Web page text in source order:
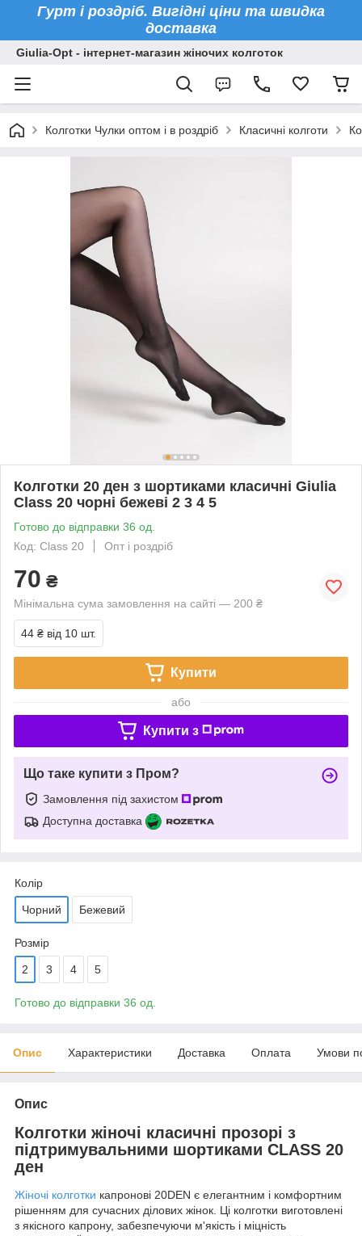
Гурт і роздріб. Вигідні ціни та швидка
доставка
Giulia-Opt - інтернет-магазин жіночих колготок
Колготки Чулки оптом і в роздріб Класичні колготи
Колготки 20 ден з шортиками класичні Giulia
Class 20 чорні бежеві 2 3 4 5
Готово до відправки 36 од.
Код: Class 20
Опт і роздріб
70 ₴
Мінімальна сума замовлення на сайті — 200 ₴
44 ₴ від 10 шт.
Купити
або
Купити з
Що таке купити з Пром?
Замовлення під захистом
Доступна доставка
Колір
Чорний Бежевий
Розмір
2 3 4 5
Готово до відправки 36 од.
Опис Характеристики Доставка Оплата Умови
Опис
Колготки жіночі класичні прозорі з
підтримувальними шортиками CLASS 20
ден
Жіночі колготки капронові 20DEN є елегантним і комфортним
рішенням для сучасних ділових жінок. Ці колготки виготовлені
з якісного капрону, забезпечуючи м'якість і міцність